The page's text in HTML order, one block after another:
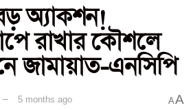
অ্যাকশন!
রাখার কৌশলে
জামায়াত-এনসিপি
5 months ago AA